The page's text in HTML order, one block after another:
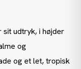
udtryk, i højder
og
og et let, tropisk